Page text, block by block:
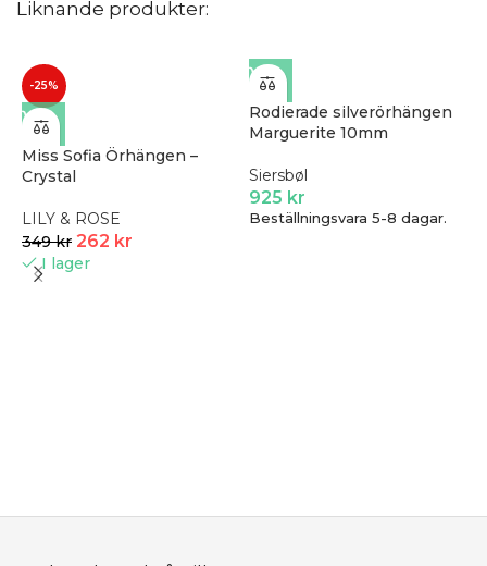
Liknande produkter:
-25%
Miss Sofia Örhängen –
Crystal
LILY & ROSE
349kr 262 kr
I lager
Rodierade silverörhängen
Marguerite 10mm
Siersbøl
925 kr
Beställningsvara 5-8 dagar.